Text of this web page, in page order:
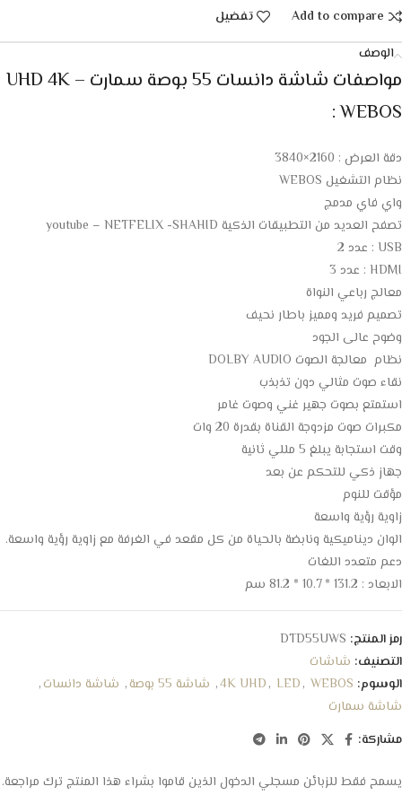
Add to compare
تفضيل
الوصف
مواصفات شاشة دانسات 55 بوصة سمارت UHD 4K –
WEBOS :
دقة العرض : 2160×3840
نظام التشغيل WEBOS
واي فاي مدمج
تصفح العديد من التطبيقات الذكية youtube – NETFELIX -SHAHID
USB : عدد 2
HDMI : عدد 3
معالج رباعي النواة
تصميم فريد ومميز باطار نحيف
وضوح عالى الجود
نظام معالجة الصوت DOLBY AUDIO
نقاء صوت مثالي دون تذبذب
استمتع بصوت جهير غني وصوت غامر
مكبرات صوت مزدوجة القناة بقدرة 20 وات
وقت استجابة يبلغ 5 مللي ثانية
جهاز ذكي للتحكم عن بعد
مؤقت للنوم
زاوية رؤية واسعة
الوان ديناميكية ونابضة بالحياة من كل مقعد في الغرفة مع زاوية رؤية واسعة.
دعم متعدد اللغات
الابعاد : 131.2 * 10.7 * 81.2 سم
رمز المنتج: DTD55UWS
التصنيف: شاشات
الوسوم:
4K UHD, LED, WEBOS
, شاشة 55 بوصة , شاشة دانسات,
شاشة سمارت
مشاركة:
يسمح فقط للزبائن مسجلي الدخول الذين قاموا بشراء هذا المنتج ترك مراجعة.